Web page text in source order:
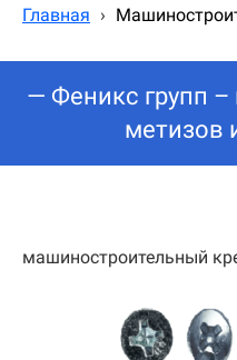
Главная ›
— Феникс групп
метизов
машиностроительный